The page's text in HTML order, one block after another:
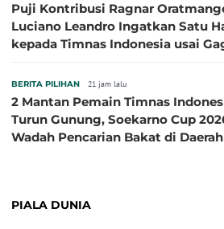
Puji Kontribusi Ragnar
Luciano Leandro Ingatkan Satu
kepada Timnas Indonesia usai
BERITA PILIHAN 21 jam lalu
2 Mantan Pemain Timnas
Turun Gunung, Soekarno Cup
Wadah Pencarian Bakat di Daerah
PIALA DUNIA